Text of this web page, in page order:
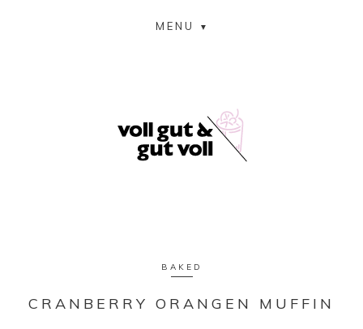
MENU
BAKED
CRANBERRY ORANGEN MUFFIN